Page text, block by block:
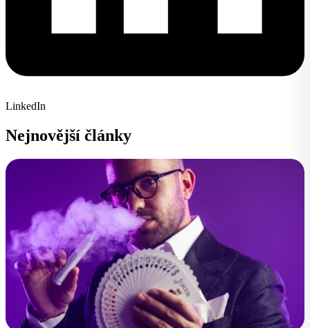
LinkedIn
Nejnovější články